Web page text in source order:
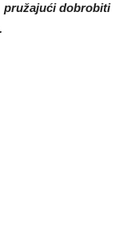
pružajući dobrobiti